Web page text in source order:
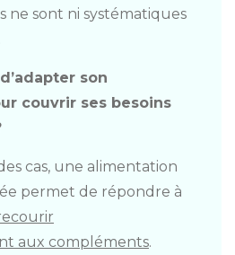
ne sont ni systématiques
’adapter son
couvrir ses besoins
cas, une alimentation
permet de répondre à
aux compléments.